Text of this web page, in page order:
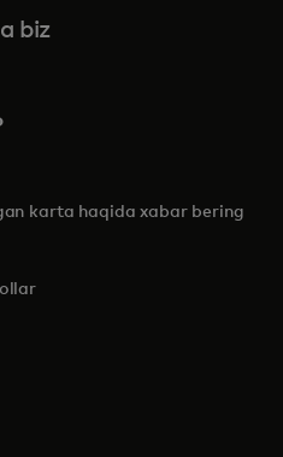
biz
karta haqida xabar bering